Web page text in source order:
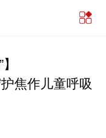
焦作儿童呼吸